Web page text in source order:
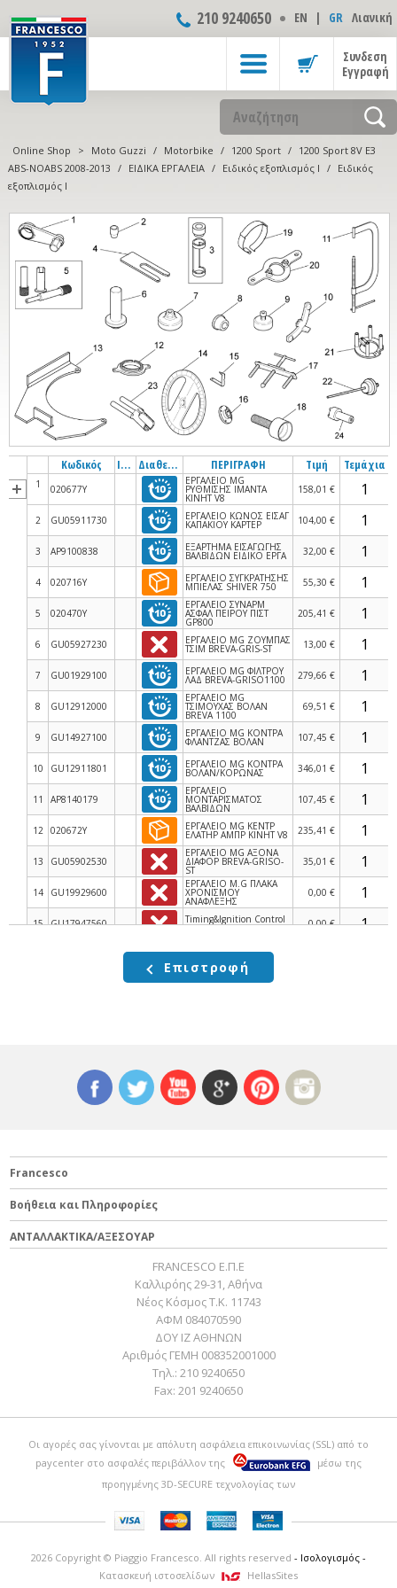
210 9240650 ΕΝ | GR Λιανική
Συνδεση
Εγγραφή
Online Shop > Moto Guzzi / Motorbike / 1200 Sport / 1200 Sport 8V E3
ABS-NOABS 2008-2013 / ΕΙΔΙΚΑ ΕΡΓΑΛΕΙΑ / Ειδικός εξοπλισμός Ι / Ειδικός
εξοπλισμός Ι
Κωδικός Info Διαθεσιμότητα ΠΕΡΙΓΡΑΦΗ Τιμή Τεμάχια
1 020677Y
ΕΡΓΑΛΕΙΟ MG
ΡΥΘΜΙΣΗΣ ΙΜΑΝΤΑ
ΚΙΝΗΤ V8
158,01 €
2 GU05911730 ΕΡΓΑΛΕΙΟ ΚΩΝΟΣ ΕΙΣΑΓ
ΚΑΠΑΚΙΟΥ ΚΑΡΤΕΡ 104,00 €
3 AP9100838 ΕΞΑΡΤΗΜΑ ΕΙΣΑΓΩΓΗΣ
ΒΑΛΒΙΔΩΝ ΕΙΔΙΚΟ ΕΡΓΑ 32,00 €
4 020716Y ΕΡΓΑΛΕΙΟ ΣΥΓΚΡΑΤΗΣΗΣ
ΜΠΙΕΛΑΣ SHIVER 750 55,30 €
5 020470Y
ΕΡΓΑΛΕΙΟ ΣΥΝΑΡΜ
ΑΣΦΑΛ ΠΕΙΡΟΥ ΠΙΣΤ
GP800
205,41 €
6 GU05927230 ΕΡΓΑΛΕΙΟ MG ΖΟΥΜΠΑΣ
ΤΣΙΜ BREVA-GRIS-ST 13,00 €
7 GU01929100 ΕΡΓΑΛΕΙΟ MG ΦΙΛΤΡΟΥ
ΛΑΔ BREVA-GRISO1100 279,66 €
8 GU12912000
ΕΡΓΑΛΕΙΟ MG
ΤΣΙΜΟΥΧΑΣ ΒΟΛΑΝ
BREVA 1100
69,51 €
9 GU14927100 ΕΡΓΑΛΕΙΟ MG ΚΟΝΤΡΑ
ΦΛΑΝΤΖΑΣ ΒΟΛΑΝ 107,45 €
10 GU12911801 ΕΡΓΑΛΕΙΟ MG ΚΟΝΤΡΑ
ΒΟΛΑΝ/ΚΟΡΩΝΑΣ 346,01 €
11 AP8140179
ΕΡΓΑΛΕΙΟ
ΜΟΝΤΑΡΙΣΜΑΤΟΣ
ΒΑΛΒΙΔΩΝ
107,45 €
12 020672Y ΕΡΓΑΛΕΙΟ MG ΚΕΝΤΡ
ΕΛΑΤΗΡ ΑΜΠΡ ΚΙΝΗΤ V8 235,41 €
13 GU05902530
ΕΡΓΑΛΕΙΟ MG ΑΞΟΝΑ
ΔΙΑΦΟΡ BREVA-GRISO-
ST
35,01 €
14 GU19929600
ΕΡΓΑΛΕΙΟ M.G ΠΛΑΚΑ
ΧΡΟΝΙΣΜΟΥ
ΑΝΑΦΛΕΞΗΣ
0,00 €
15 GU17947560 Timing&Ignition Control
Arrow 0,00 €
LEFT CYLINDER HEAD
ΕΡΓΑΛΕΙΟ MG
ΑΠΟΣΥΝΑΡΜΟΛΟΓΗΣΗΣ
020675Y ΕΡΓΑΛΕΙΟ MG ΣΤΑΘΕΡ
ΓΡΑΝ ΣΤΡΟΦ ΚΙΝΗΤ V8 96,37 €
ΕΡΓΑΛΕΙΟ MG ΒΑΣΗ
23 020689Y
24 GU14912603
Επιστροφή
Francesco
Βοήθεια και Πληροφορίες
ΑΝΤΑΛΛΑΚΤΙΚΑ/ΑΞΕΣΟΥΑΡ
FRANCESCO Ε.Π.Ε
Καλλιρόης 29-31, Αθήνα
Νέος Κόσμος Τ.Κ. 11743
ΑΦΜ 084070590
ΔΟΥ ΙΖ ΑΘΗΝΩΝ
Αριθμός ΓΕΜΗ 008352001000
Τηλ.: 210 9240650
Fax: 201 9240650
Οι αγορές σας γίνονται με απόλυτη ασφάλεια επικοινωνίας (SSL) από το
paycenter στο ασφαλές περιβάλλον της
μέσω της
προηγμένης 3D-SECURE τεχνολογίας των
2026 Copyright © Piaggio Francesco. All rights reserved - Ισολογισμός -
Κατασκευή ιστοσελίδων
HellasSites